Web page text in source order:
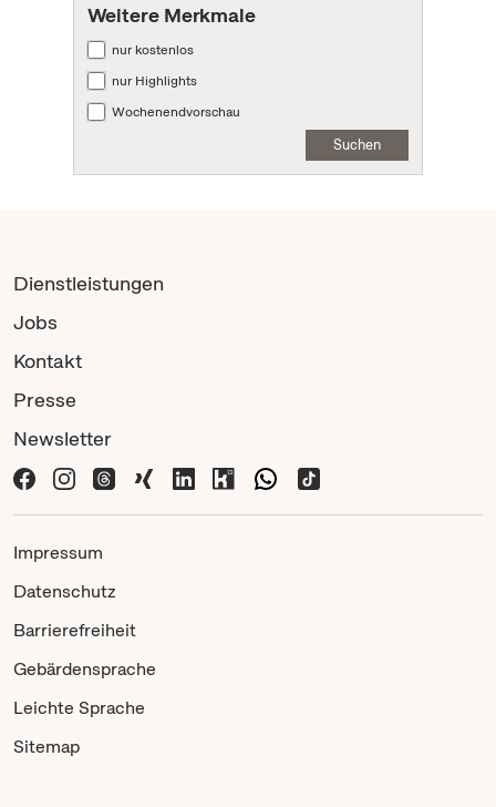
Weitere Merkmale
nur kostenlos
nur Highlights
Wochenendvorschau
Suchen
Dienstleistungen
Jobs
Kontakt
Presse
Newsletter
Impressum
Datenschutz
Barrierefreiheit
Gebärdensprache
Leichte Sprache
Sitemap